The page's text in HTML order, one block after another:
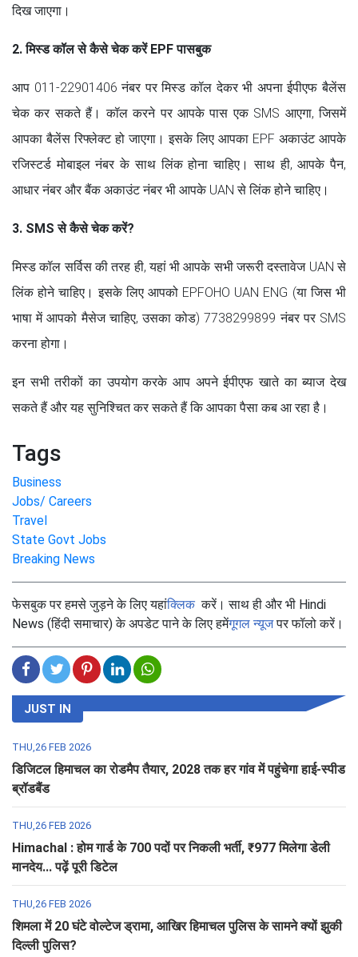
दिख जाएगा।
2. मिस्ड कॉल से कैसे चेक करें EPF पासबुक
आप 011-22901406 नंबर पर मिस्ड कॉल देकर भी अपना ईपीएफ बैलेंस
चेक कर सकते हैं। कॉल करने पर आपके पास एक SMS आएगा, जिसमें
आपका बैलेंस रिफ्लेक्ट हो जाएगा। इसके लिए आपका EPF अकाउंट आपके
रजिस्टर्ड मोबाइल नंबर के साथ लिंक होना चाहिए। साथ ही, आपके पैन,
आधार नंबर और बैंक अकाउंट नंबर भी आपके UAN से लिंक होने चाहिए।
3. SMS से कैसे चेक करें?
मिस्ड कॉल सर्विस की तरह ही, यहां भी आपके सभी जरूरी दस्तावेज UAN से
लिंक होने चाहिए। इसके लिए आपको EPFOHO UAN ENG (या जिस भी
भाषा में आपको मैसेज चाहिए, उसका कोड) 7738299899 नंबर पर SMS
करना होगा।
इन सभी तरीकों का उपयोग करके आप अपने ईपीएफ खाते का ब्याज देख
सकते हैं और यह सुनिश्चित कर सकते हैं कि आपका पैसा कब आ रहा है।
Tags
Business
Jobs/ Careers
Travel
State Govt Jobs
Breaking News
फेसबुक पर हमसे जुड़ने के लिए यहांक्लिककरें। साथ ही और भी Hindi
News (हिंदी समाचार) के अपडेट पाने के लिए हमेंगूगल न्यूजपर फॉलो करें।
JUST IN
THU,26 FEB 2026
डिजिटल हिमाचल का रोडमैप तैयार, 2028 तक हर गांव में पहुंचेगा हाई-स्पीड
ब्रॉडबैंड
THU,26 FEB 2026
Himachal : होम गार्ड के 700 पदों पर निकली भर्ती, ₹977 मिलेगा डेली
मानदेय... पढ़ें पूरी डिटेल
THU,26 FEB 2026
शिमला में 20 घंटे वोल्टेज ड्रामा, आखिर हिमाचल पुलिस के सामने क्यों झुकी
दिल्ली पुलिस?